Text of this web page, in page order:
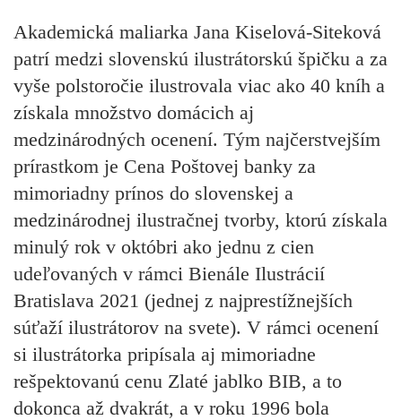
Akademická maliarka Jana Kiselová-Siteková
patrí medzi slovenskú ilustrátorskú špičku a za
vyše polstoročie ilustrovala viac ako 40 kníh a
získala množstvo domácich aj
medzinárodných ocenení. Tým najčerstvejším
prírastkom je Cena Poštovej banky za
mimoriadny prínos do slovenskej a
medzinárodnej ilustračnej tvorby, ktorú získala
minulý rok v októbri ako jednu z cien
udeľovaných v rámci Bienále Ilustrácií
Bratislava 2021 (jednej z najprestížnejších
súťaží ilustrátorov na svete). V rámci ocenení
si ilustrátorka pripísala aj mimoriadne
rešpektovanú cenu Zlaté jablko BIB, a to
dokonca až dvakrát, a v roku 1996 bola